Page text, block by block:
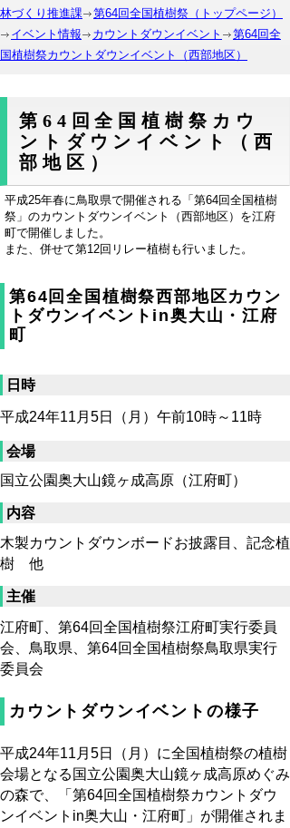
林づくり推進課
第64回全国植樹祭（トップページ）
イベント情報
カウントダウンイベント
第64回全
国植樹祭カウントダウンイベント（西部地区）
第64回全国植樹祭カウ
ントダウンイベント（西
部地区）
平成25年春に鳥取県で開催される「第64回全国植樹
祭」のカウントダウンイベント（西部地区）を江府
町で開催しました。
また、併せて第12回リレー植樹も行いました。
第64回全国植樹祭西部地区カウン
トダウンイベントin奥大山・江府
町
日時
平成24年11月5日（月）午前10時～11時
会場
国立公園奥大山鏡ヶ成高原（江府町）
内容
木製カウントダウンボードお披露目、記念植
樹 他
主催
江府町、第64回全国植樹祭江府町実行委員
会、鳥取県、第64回全国植樹祭鳥取県実行
委員会
カウントダウンイベントの様子
平成24年11月5日（月）に全国植樹祭の植樹
会場となる国立公園奥大山鏡ヶ成高原めぐみ
の森で、「第64回全国植樹祭カウントダウ
ンイベントin奥大山・江府町」が開催されま